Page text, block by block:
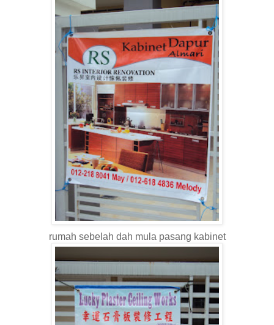
rumah sebelah dah mula pasang kabinet